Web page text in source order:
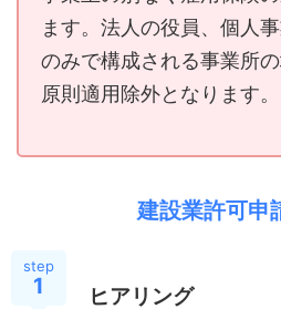
ます。法人の役員、個人
のみで構成される事業所
原則適用除外となります。
建設業許可申
step
1 ヒアリング